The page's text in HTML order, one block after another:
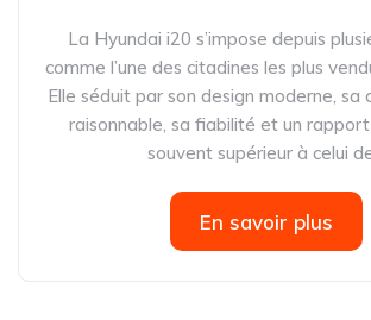
La Hyundai i20 s’impose depuis
comme l’une des citadines les plus
Elle séduit par son design moderne, sa
raisonnable, sa fiabilité et un
souvent supérieur à celui
En savoir plus